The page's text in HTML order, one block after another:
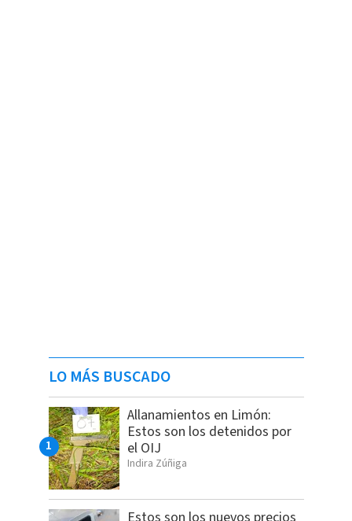
LO MÁS BUSCADO
Allanamientos en Limón:
Estos son los detenidos por
el OIJ
Indira Zúñiga